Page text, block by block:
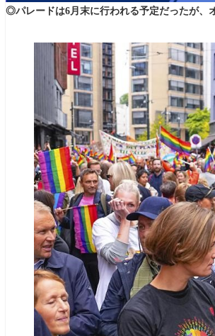
◎パレードは6月末に行われる予定だったが、